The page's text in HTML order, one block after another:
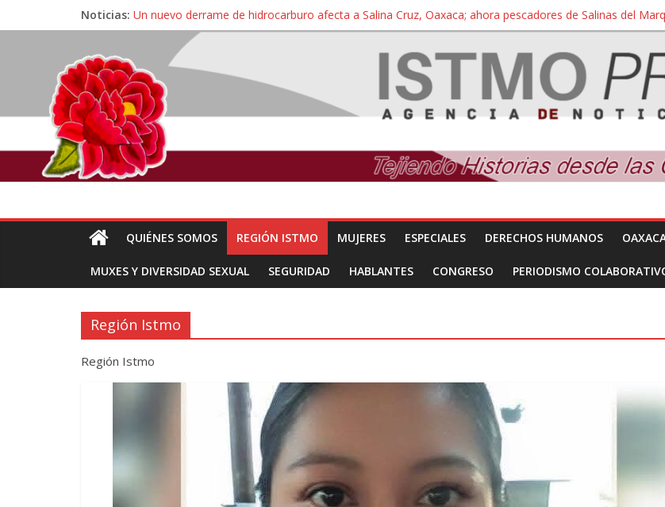
Noticias: Un nuevo derrame de hidrocarburo afecta a Salina Cruz, Oaxaca; ahora pescadores de Salinas del
Ángel, el joven autista expulsado por la Universidad Bienestar de Ixtepec, Oaxaca vuelve a las aulas
Familiares de periodista Alejandro Leyva se reúnen con titular de la SEGOB y exigen detener a los
Alertan pescadores de Juchitán, Oaxaca de nuevo despojo de su territorio para construir un parque
Pescadores y comuneros ikoots detienen la extracción ilegal de material pétreo de gravera Oyamel
QUIÉNES SOMOS REGIÓN ISTMO MUJERES ESPECIALES DERECHOS HUMANOS
MUXES Y DIVERSIDAD SEXUAL SEGURIDAD HABLANTES CONGRESO PERIODISMO
Región Istmo
Región Istmo